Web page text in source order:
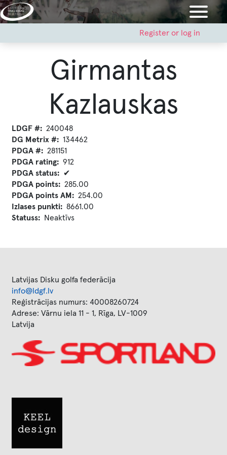
Skip
to
menu
Register or log in
Girmantas
Kazlauskas
LDGF #
240048
DG Metrix #
134462
PDGA #
281151
PDGA rating
912
PDGA status
✔
PDGA points
285.00
PDGA points AM
254.00
Izlases punkti
8661.00
Statuss
Neaktīvs
Latvijas Disku golfa federācija
info@ldgf.lv
Reģistrācijas numurs: 40008260724
Adrese: Vārnu iela 11 - 1, Rīga, LV-1009
Latvija
Image